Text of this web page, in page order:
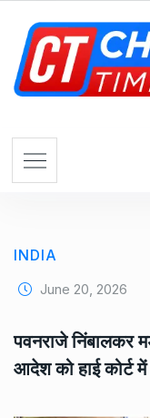
INDIA
June 20, 2026
पवनराजे निंबालकर
आदेश को हाई कोर्ट में